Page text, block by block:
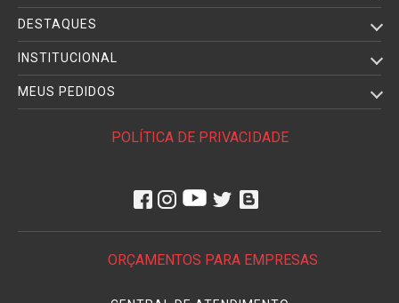
DESTAQUES
INSTITUCIONAL
MEUS PEDIDOS
POLÍTICA DE PRIVACIDADE
ORÇAMENTOS PARA EMPRESAS